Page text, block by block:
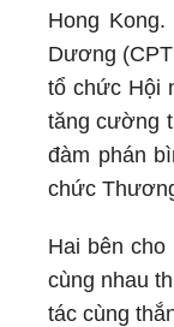
Hong
Dương
tổ chức Hội
tăng cường
đàm phán
chức
Hai bên
cùng nhau
tác cùng